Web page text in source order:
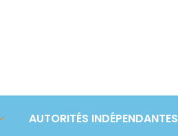
AUTORITÉS INDÉPENDANTES